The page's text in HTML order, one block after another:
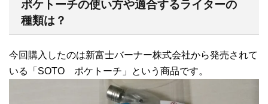
ポケトーチの使い方や適合するライターの
種類は？
今回購入したのは新富士バーナー株式会社から発売されて
いる「SOTO ポケトーチ」という商品です。